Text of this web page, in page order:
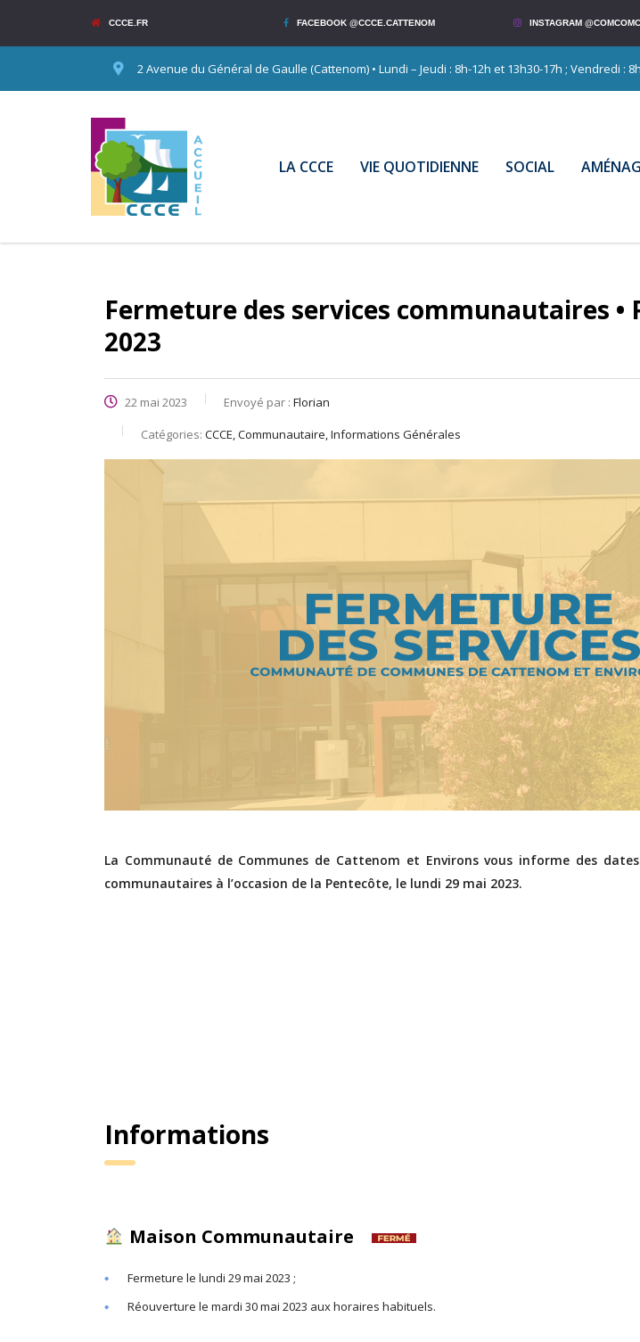
CCCE.FR FACEBOOK @CCCE.CATTENOM INSTAGRAM
2 Avenue du Général de Gaulle (Cattenom) • Lundi – Jeudi : 8h-12h et 13h30-17h ; Vendredi :
LA CCCE VIE QUOTIDIENNE SOCIAL
Fermeture des services communautaires •
2023
22 mai 2023 Envoyé par : Florian
Catégories: CCCE, Communautaire, Informations Générales
La Communauté de Communes de Cattenom et Environs vous informe des
communautaires à l’occasion de la Pentecôte, le lundi 29 mai 2023.
Informations
Maison Communautaire
Fermeture le lundi 29 mai 2023 ;
Réouverture le mardi 30 mai 2023 aux horaires habituels.